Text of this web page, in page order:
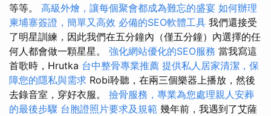
等等。 高級外燴，讓每個聚會都成為難忘的盛宴 如何辦理
柬埔寨簽證，簡單又高效 必備的SEO軟體工具 我們還接受
了明星訓練，因此我們在五分鐘內（僅五分鐘）內選擇的任
何人都會做一顆星星。 強化網站優化的SEO服務 當我寫這
首歌時，Hrutka 台中整骨專業推薦 提供私人居家清潔，保
障您的隱私與需求 Robi聆聽，在兩三個樂器上播放，然後
去錄音室，穿好衣服。 撿骨服務，專業為您處理親人安葬
的最後步驟 台胞證照片要求及規範 幾年前，我遇到了艾薩